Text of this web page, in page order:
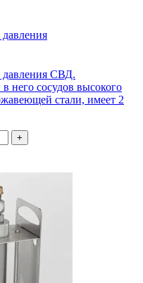
давления СВД.
него сосудов высокого
стали, имеет 2
+